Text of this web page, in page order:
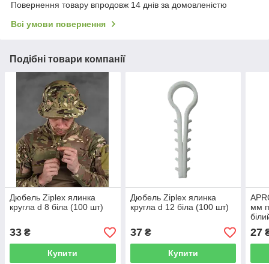
Повернення товару впродовж 14 днів за домовленістю
Всі умови повернення
Подібні товари компанії
Дюбель Ziplex ялинка
кругла d 8 біла (100 шт)
33 ₴
Купити
Дюбель Ziplex ялинка
кругла d 12 біла (100 шт)
37₴
Купити
мм
27